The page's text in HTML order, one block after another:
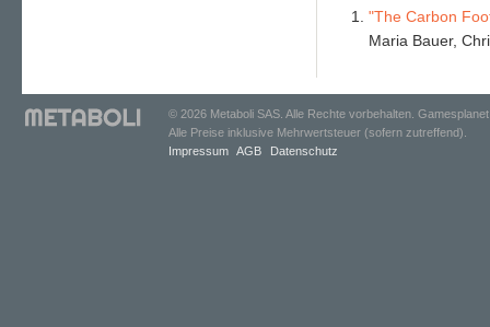
"The Carbon
Maria Bauer,
© 2026 Metaboli SAS. Alle Rechte vorbehalten.
Alle Preise inklusive Mehrwertsteuer (sofern zutreffend).
Impressum
AGB Datenschutz